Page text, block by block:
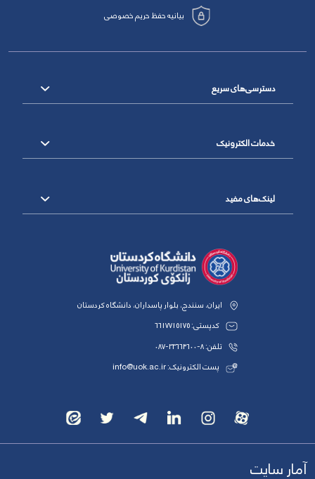
بیانیه حفظ حریم خصوصی
دسترسی‌های سریع
خدمات الکترونیک
لینک‌های مفید
ایران، سنندج، بلوار پاسداران، دانشگاه کردستان
کدپستی: 6617715175
تلفن: 8-33664600-087
پست الکترونیک: info@uok.ac.ir
آمار سایت